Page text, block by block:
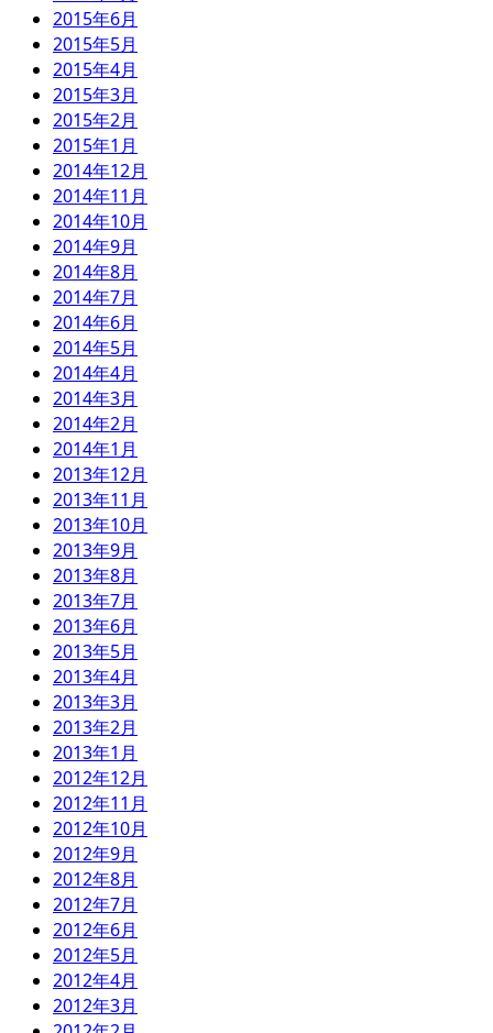
2015年6月
2015年5月
2015年4月
2015年3月
2015年2月
2015年1月
2014年12月
2014年11月
2014年10月
2014年9月
2014年8月
2014年7月
2014年6月
2014年5月
2014年4月
2014年3月
2014年2月
2014年1月
2013年12月
2013年11月
2013年10月
2013年9月
2013年8月
2013年7月
2013年6月
2013年5月
2013年4月
2013年3月
2013年2月
2013年1月
2012年12月
2012年11月
2012年10月
2012年9月
2012年8月
2012年7月
2012年6月
2012年5月
2012年4月
2012年3月